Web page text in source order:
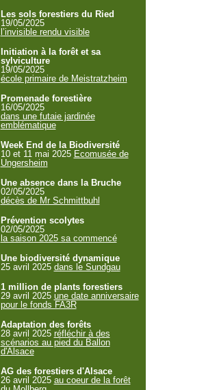
Les sols forestiers du Ried
19/05/2025
l’invisible rendu visible
Initiation à la forêt et sa
sylviculture
19/05/2025
école primaire de Meistratzheim
Promenade forestière
16/05/2025
dans une futaie jardinée
emblématique
Week End de la Biodiversité
10 et 11 mai 2025 Ecomusée de
Ungersheim
Une absence dans la Bruche
02/05/2025
décès de Mr Schmittbuhl
Prévention scolytes
02/05/2025
la saison 2025 sa commencé
Une biodiversité dynamique
25 avril 2025 dans le Sundgau
1 million de plants forestiers
29 avril 2025 une date anniversaire
pour le fonds FA3R
Adaptation des forêts
28 avril 2025 réfléchir à des
scénarios au pied du Ballon
d'Alsace
AG des forestiers d'Alsace
26 avril 2025 au coeur de la forêt